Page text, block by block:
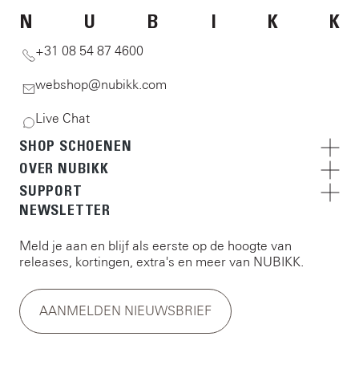
N U B I K K
+31 08 54 87 4600
webshop@nubikk.com
Live Chat
SHOP SCHOENEN
OVER NUBIKK
SUPPORT
NEWSLETTER
Meld je aan en blijf als eerste op de hoogte van
releases, kortingen, extra's en meer van NUBIKK.
AANMELDEN NIEUWSBRIEF